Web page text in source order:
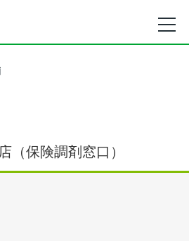
（保険調剤窓口）